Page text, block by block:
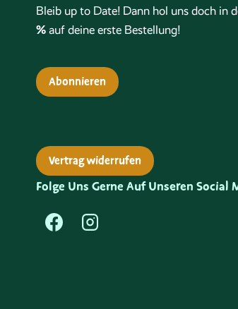
Bleib up to Date! Dann hol uns doch in
% auf deine erste Bestellung!
Abonnieren
Vertrag widerrufen
Folge Uns Gerne Auf Unseren Social